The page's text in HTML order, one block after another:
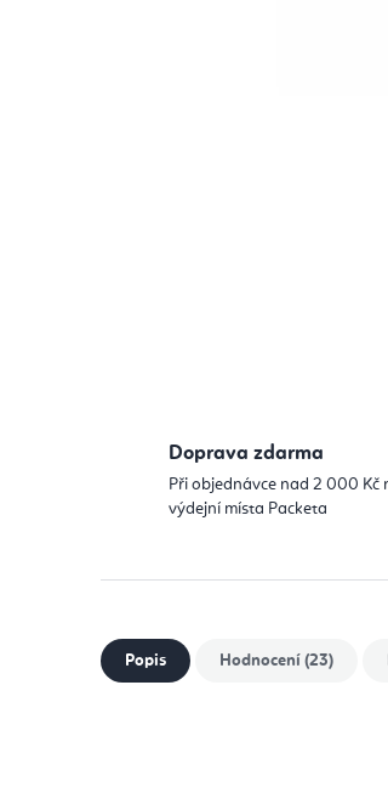
Doprava zdarma
Při objednávce nad 2 000 Kč
výdejní místa Packeta
Popis Hodnocení (23)